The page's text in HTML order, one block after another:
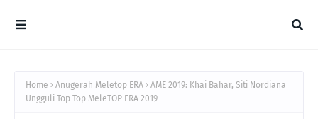
Home Anugerah Meletop ERA
AME 2019: Khai Bahar, Siti Nordiana
Ungguli Top Top MeleTOP ERA 2019